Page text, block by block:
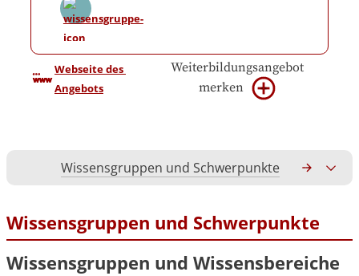
Webseite des
Angebots
Weiterbildungsangebot
merken
Wissensgruppen und Schwerpunkte
Wissensgruppen und Schwerpunkte
Wissensgruppen und Wissensbereiche